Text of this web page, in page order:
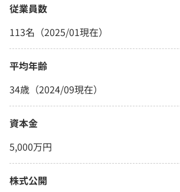
従業員数
113名（2025/01現在）
平均年齢
34歳（2024/09現在）
資本金
5,000万円
株式公開